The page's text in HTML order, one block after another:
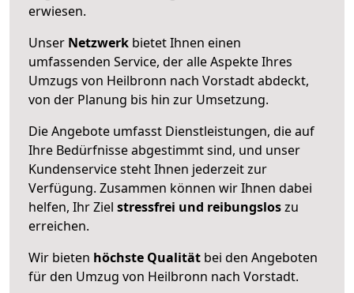
erwiesen.
Unser Netzwerk bietet Ihnen einen
umfassenden Service, der alle Aspekte Ihres
Umzugs von Heilbronn nach Vorstadt abdeckt,
von der Planung bis hin zur Umsetzung.
Die Angebote umfasst Dienstleistungen, die auf
Ihre Bedürfnisse abgestimmt sind, und unser
Kundenservice steht Ihnen jederzeit zur
Verfügung. Zusammen können wir Ihnen dabei
helfen, Ihr Ziel stressfrei und reibungsloszu
erreichen.
Wir bieten höchste Qualität bei den Angeboten
für den Umzug von Heilbronn nach Vorstadt.